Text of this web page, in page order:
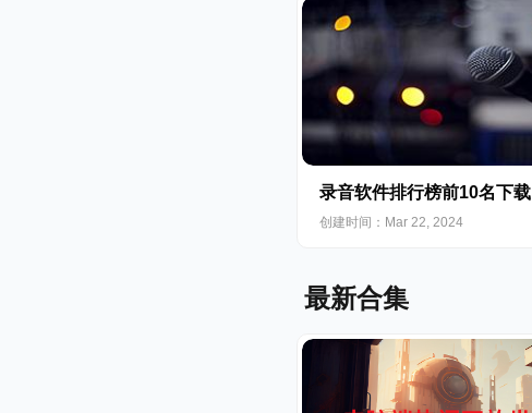
录音软件排行榜前10名下载
创建时间：Mar 22, 2024
最新合集